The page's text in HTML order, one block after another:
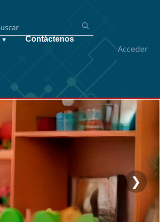
Acceder
▾ Contáctenos
❯